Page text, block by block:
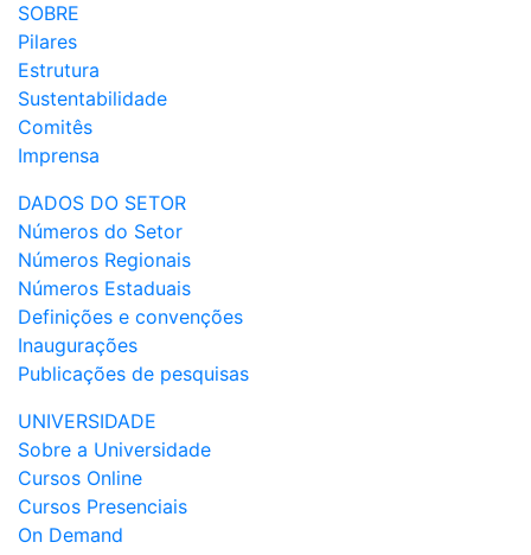
SOBRE
Pilares
Estrutura
Sustentabilidade
Comitês
Imprensa
DADOS DO SETOR
Números do Setor
Números Regionais
Números Estaduais
Definições e convenções
Inaugurações
Publicações de pesquisas
UNIVERSIDADE
Sobre a Universidade
Cursos Online
Cursos Presenciais
On Demand